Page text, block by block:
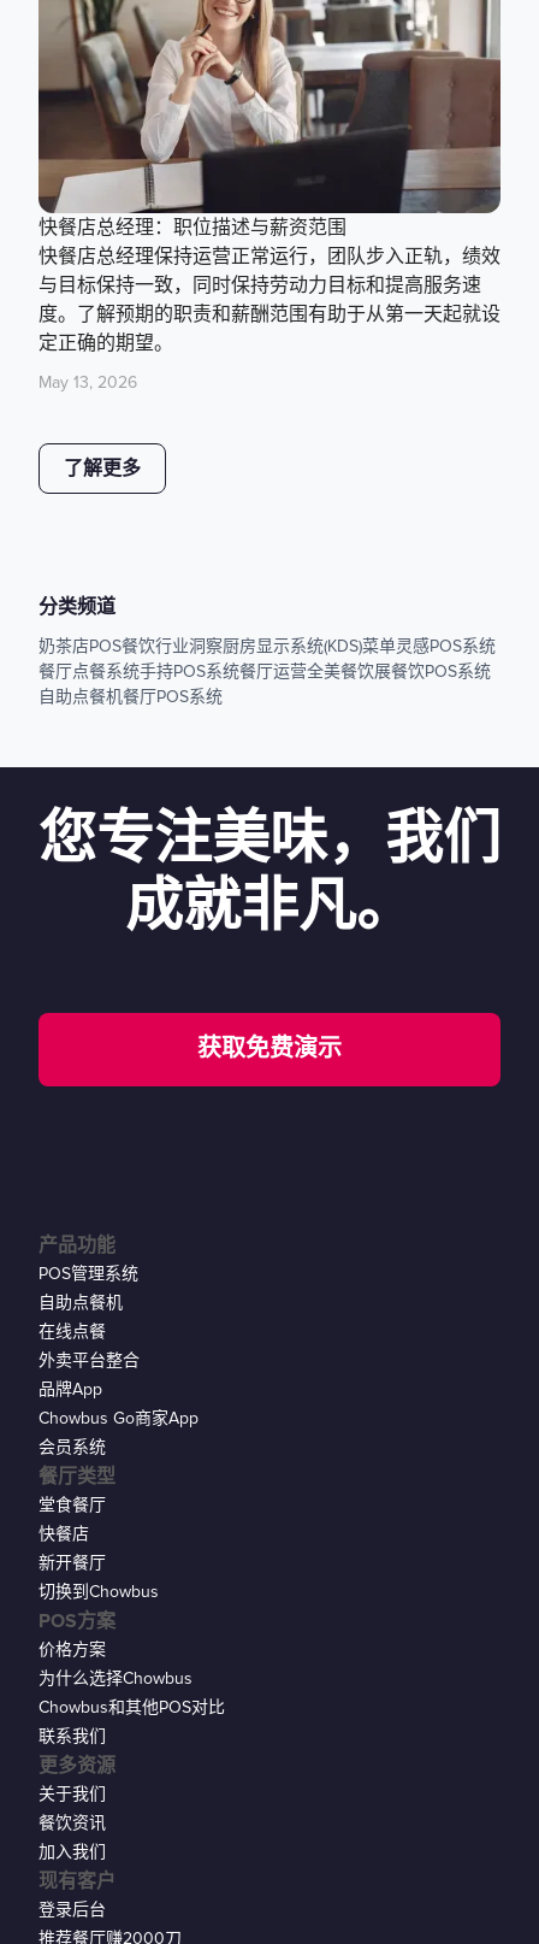
快餐店总经理：职位描述与薪资范围
快餐店总经理保持运营正常运行，团队步入正轨，绩效
与目标保持一致，同时保持劳动力目标和提高服务速
度。了解预期的职责和薪酬范围有助于从第一天起就设
定正确的期望。
May 13, 2026
了解更多
分类频道
奶茶店POS餐饮行业洞察厨房显示系统(KDS)菜单灵感POS系统
餐厅点餐系统手持POS系统餐厅运营全美餐饮展餐饮POS系统
自助点餐机餐厅POS系统
您专注美味，我们
成就非凡。
获取免费演示
现有客户
登录后台
推荐餐厅赚2000刀
产品功能
POS管理系统
自助点餐机
在线点餐
外卖平台整合
品牌App
Chowbus Go商家App
会员系统
餐厅类型
堂食餐厅
快餐店
新开餐厅
切换到Chowbus
POS方案
价格方案
为什么选择Chowbus
Chowbus和其他POS对比
联系我们
更多资源
关于我们
餐饮资讯
加入我们